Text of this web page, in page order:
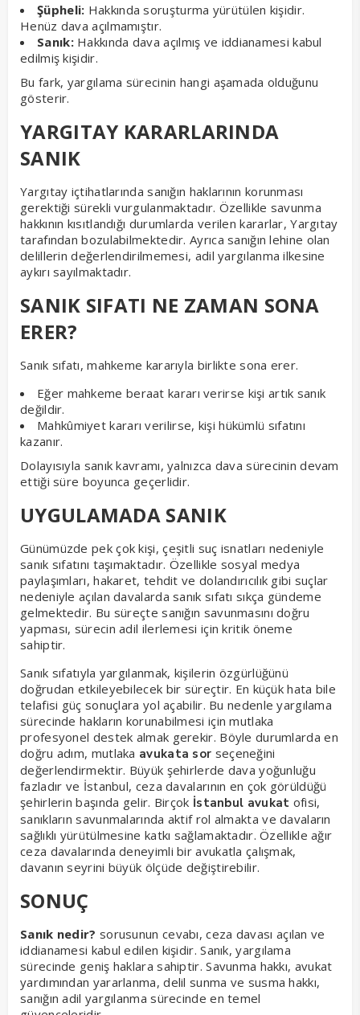
Şüpheli: Hakkında soruşturma yürütülen kişidir.
Henüz dava açılmamıştır.
Sanık:Hakkında dava açılmış ve iddianamesi kabul
edilmiş kişidir.
Bu fark, yargılama sürecinin hangi aşamada olduğunu
gösterir.
YARGITAY KARARLARINDA
SANIK
Yargıtay içtihatlarında sanığın haklarının korunması
gerektiği sürekli vurgulanmaktadır. Özellikle savunma
hakkının kısıtlandığı durumlarda verilen kararlar, Yargıtay
tarafından bozulabilmektedir. Ayrıca sanığın lehine olan
delillerin değerlendirilmemesi, adil yargılanma ilkesine
aykırı sayılmaktadır.
SANIK SIFATI NE ZAMAN SONA
ERER?
Sanık sıfatı, mahkeme kararıyla birlikte sona erer.
Eğer mahkeme beraat kararı verirse kişi artık sanık
değildir.
Mahkûmiyet kararı verilirse, kişi hükümlü sıfatını
kazanır.
Dolayısıyla sanık kavramı, yalnızca dava sürecinin devam
ettiği süre boyunca geçerlidir.
UYGULAMADA SANIK
Günümüzde pek çok kişi, çeşitli suç isnatları nedeniyle
sanık sıfatını taşımaktadır. Özellikle sosyal medya
paylaşımları, hakaret, tehdit ve dolandırıcılık gibi suçlar
nedeniyle açılan davalarda sanık sıfatı sıkça gündeme
gelmektedir. Bu süreçte sanığın savunmasını doğru
yapması, sürecin adil ilerlemesi için kritik öneme
sahiptir.
Sanık sıfatıyla yargılanmak, kişilerin özgürlüğünü
doğrudan etkileyebilecek bir süreçtir. En küçük hata bile
telafisi güç sonuçlara yol açabilir. Bu nedenle yargılama
sürecinde hakların korunabilmesi için mutlaka
profesyonel destek almak gerekir. Böyle durumlarda en
doğru adım, mutlaka avukata sor seçeneğini
değerlendirmektir. Büyük şehirlerde dava yoğunluğu
fazladır ve İstanbul, ceza davalarının en çok görüldüğü
şehirlerin başında gelir. Birçok İstanbul avukat ofisi,
sanıkların savunmalarında aktif rol almakta ve davaların
sağlıklı yürütülmesine katkı sağlamaktadır. Özellikle ağır
ceza davalarında deneyimli bir avukatla çalışmak,
davanın seyrini büyük ölçüde değiştirebilir.
SONUÇ
Sanık nedir? sorusunun cevabı, ceza davası açılan ve
iddianamesi kabul edilen kişidir. Sanık, yargılama
sürecinde geniş haklara sahiptir. Savunma hakkı, avukat
yardımından yararlanma, delil sunma ve susma hakkı,
sanığın adil yargılanma sürecinde en temel